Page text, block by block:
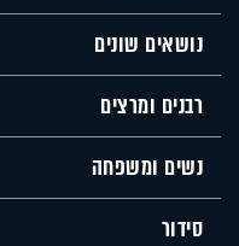
נושאים שונים
רבנים ומרצים
נשים ומשפחה
סידור